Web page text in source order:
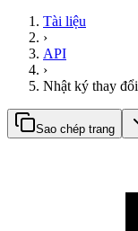
Tài liệu
›
API
›
Nhật ký thay đổi
Sao chép trang